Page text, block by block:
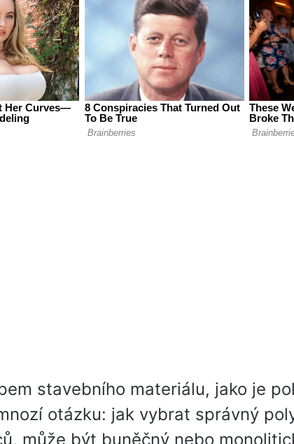
stavebního materiálu, jako je
otázku: jak vybrat správný
může být buněčný nebo